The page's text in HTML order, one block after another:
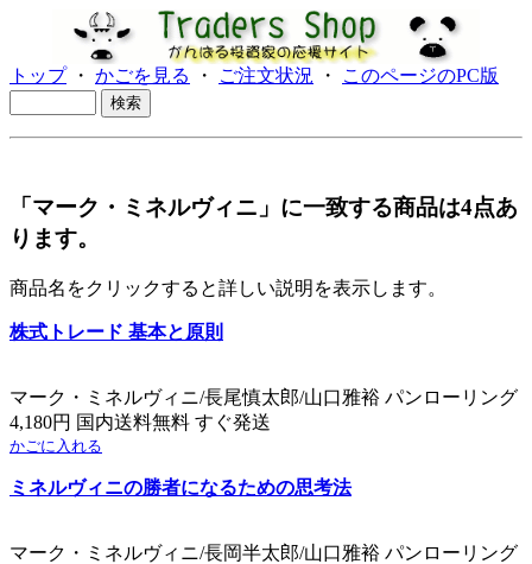
トップ・ かごを見る ・ ご注文状況 ・ このページのPC版
「マーク・ミネルヴィニ」に一致する商品は4点あ
ります。
商品名をクリックすると詳しい説明を表示します。
株式トレード 基本と原則
マーク・ミネルヴィニ/長尾慎太郎/山口雅裕 パンローリング
4,180円 国内送料無料 すぐ発送
かごに入れる
ミネルヴィニの勝者になるための思考法
マーク・ミネルヴィニ/長岡半太郎/山口雅裕 パンローリング